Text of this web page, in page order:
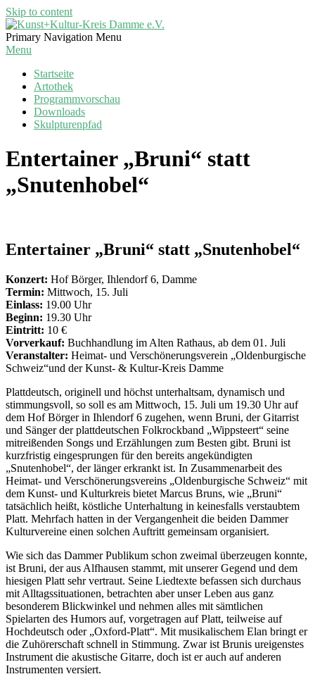
Skip to content
Kunst+Kultur-
Kreis
Primary Navigation Menu
Menu
Startseite
Artothek
Programmvorschau
Downloads
Skulpturenpfad
Entertainer „Bruni“ statt
„Snutenhobel“
Entertainer „Bruni“ statt „Snutenhobel“
Konzert: Hof Börger, Ihlendorf 6, Damme
Termin: Mittwoch, 15. Juli
Einlass: 19.00 Uhr
Beginn: 19.30 Uhr
Eintritt: 10 €
Vorverkauf: Buchhandlung im Alten Rathaus, ab dem 01. Juli
Veranstalter: Heimat- und Verschönerungsverein „Oldenburgische
Schweiz“und der Kunst- & Kultur-Kreis Damme
Plattdeutsch, originell und höchst unterhaltsam, dynamisch und
stimmungsvoll, so soll es am Mittwoch, 15. Juli um 19.30 Uhr auf
dem Hof Börger in Ihlendorf 6 zugehen, wenn Bruni, der Gitarrist
und Sänger der plattdeutschen Folkrockband „Wippsteert“ seine
mitreißenden Songs und Erzählungen zum Besten gibt. Bruni ist
kurzfristig eingesprungen für den bereits angekündigten
„Snutenhobel“, der länger erkrankt ist. In Zusammenarbeit des
Heimat- und Verschönerungsvereins „Oldenburgische Schweiz“ mit
dem Kunst- und Kulturkreis bietet Marcus Bruns, wie „Bruni“
tatsächlich heißt, köstliche Unterhaltung in keinesfalls verstaubtem
Platt. Mehrfach hatten in der Vergangenheit die beiden Dammer
Kulturvereine einen solchen Auftritt gemeinsam organisiert.
Wie sich das Dammer Publikum schon zweimal überzeugen konnte,
ist Bruni, der aus Alfhausen stammt, mit unserer Gegend und dem
hiesigen Platt sehr vertraut. Seine Liedtexte befassen sich durchaus
mit Alltagssituationen, betrachten aber unser Leben aus ganz
besonderem Blickwinkel und nehmen alles mit sämtlichen
Spielarten des Humors auf, vorgetragen auf Platt, teilweise auf
Hochdeutsch oder „Oxford-Platt“. Mit musikalischem Elan bringt er
die Zuhörerschaft schnell in Stimmung. Zwar ist Brunis ureigenstes
Instrument die akustische Gitarre, doch ist er auch auf anderen
Instrumenten versiert.